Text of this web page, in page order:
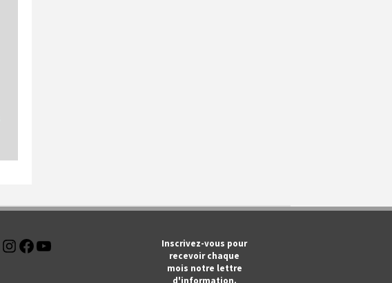
Instagram
Facebook
Inscrivez-vous pour
recevoir chaque
mois notre lettre
d'information.